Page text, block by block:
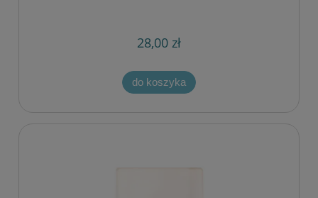
28,00 zł
do koszyka